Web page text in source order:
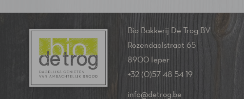
Bio Bakkerij De Trog BV
Rozendaalstraat 65
8900 Ieper
+32 (0)57 48 54 19
info@detrog.be